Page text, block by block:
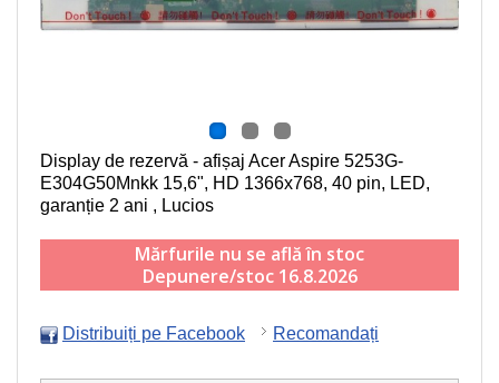
Display de rezervă - afișaj Acer Aspire 5253G-
E304G50Mnkk 15,6", HD 1366x768, 40 pin, LED,
garanție 2 ani , Lucios
Mărfurile nu se află în stoc
Depunere/stoc 16.8.2026
Distribuiți pe Facebook Recomandați